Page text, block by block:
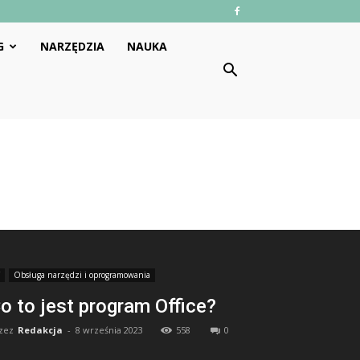
NARZĘDZIA NAUKA
Obsługa narzędzi i oprogramowania
to jest program Office?
Redakcja - 8 września 2023 558 0